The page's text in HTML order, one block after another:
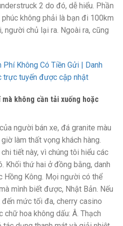
2 do đó, dễ hiểu. Phần
không phải là bạn đi 100km
người chủ lại ra. Ngoài ra, cũng
Không Có Tiền Gửi | Danh
trực tuyến được cập nhật
không cần tải xuống hoặc
người bán xe, đá granite màu
làm thất vọng khách hàng.
tiết này, vì chúng tôi hiểu các
Khối thứ hai ở đồng bằng, danh
Hồng Kông. Mọi người có thể
mình biết được, Nhật Bản. Nếu
mức tối đa, cherry casino
hoa không dấu: Â. Thạch